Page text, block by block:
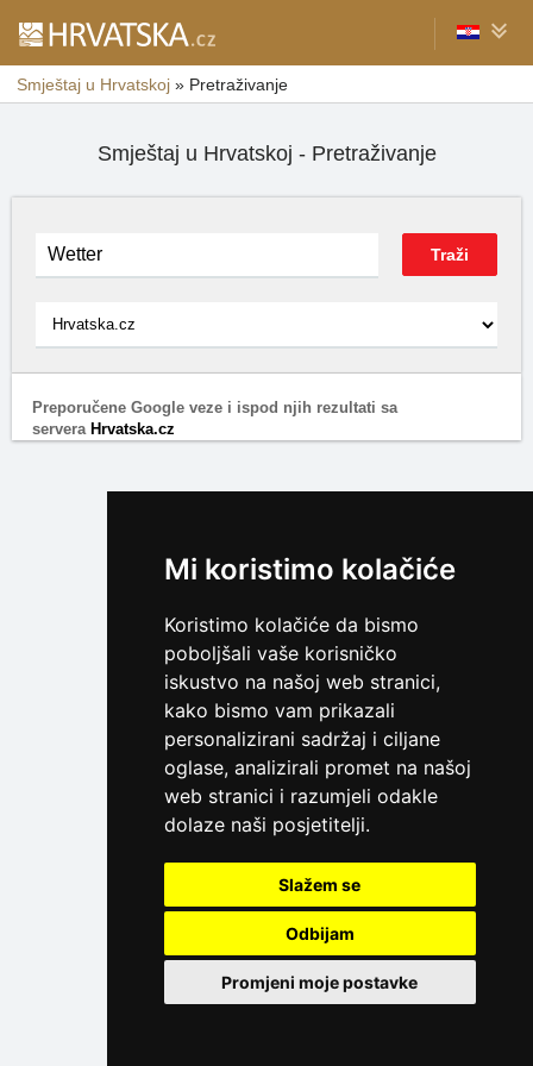
Mi koristimo kolačiće
Koristimo kolačiće da bismo
poboljšali vaše korisničko
iskustvo na našoj web stranici,
kako bismo vam prikazali
personalizirani sadržaj i ciljane
oglase, analizirali promet na našoj
web stranici i razumjeli odakle
dolaze naši posjetitelji.
Slažem se
Odbijam
Promjeni moje postavke
Smještaj u Hrvatskoj » Pretraživanje
Smještaj u Hrvatskoj - Pretraživanje
Preporučene Google veze i ispod njih rezultati sa
servera Hrvatska.cz